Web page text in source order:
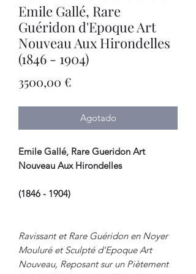
Emile Gallé, Rare
Guéridon d'Epoque Art
Nouveau Aux Hirondelles
(1846 - 1904)
3500,00 €
Agotado
Emile Gallé, Rare Gueridon Art
Nouveau Aux Hirondelles
(1846 - 1904)
Ravissant et Rare Guéridon en Noyer
Mouluré et Sculpté d'Epoque Art
Nouveau, Reposant sur un Piètement